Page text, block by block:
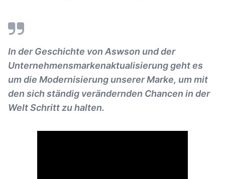
In der Geschichte von Aswson und der
Unternehmensmarkenaktualisierung geht es
um die Modernisierung unserer Marke, um mit
den sich ständig verändernden Chancen in der
Welt Schritt zu halten.